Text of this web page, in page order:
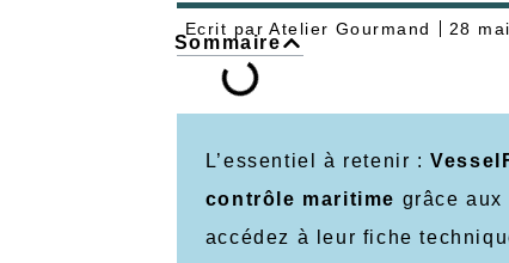
Ecrit par Atelier Gourmand 28
Sommaire
L’essentiel à retenir :
contrôle maritime grâce
accédez à leur fiche